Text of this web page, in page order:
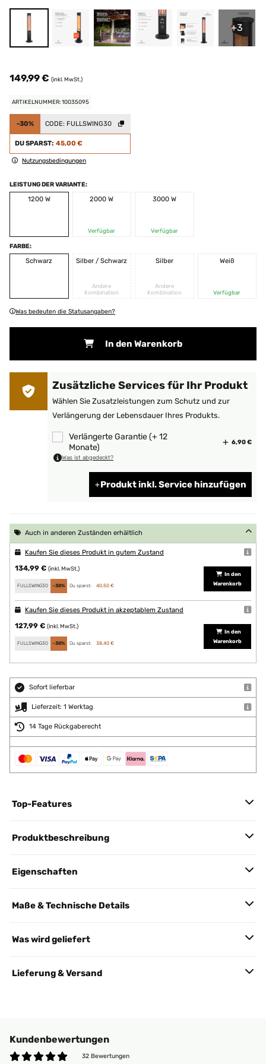
+3
149,99 € (inkl. MwSt.)
ARTIKELNUMMER: 10035095
-30% CODE: FULLSWING30
DU SPARST: 45,00 €
Nutzungsbedingungen
LEISTUNG DER VARIANTE:
1200 W
2000 W
Verfügbar
3000 W
Verfügbar
FARBE:
Schwarz
Silber / Schwarz
Andere
Kombination
Silber
Andere
Kombination
Weiß
Verfügbar
Was bedeuten die Statusangaben?
In den Warenkorb
Zusätzliche Services für Ihr Produkt
Wählen Sie Zusatzleistungen zum Schutz und zur
Verlängerung der Lebensdauer Ihres Produkts.
Verlängerte Garantie (+ 12
Monate)
6,90 €
Was ist abgedeckt?
Produkt inkl. Service hinzufügen
Auch in anderen Zuständen erhältlich
Kaufen Sie dieses Produkt in gutem Zustand
134,99 € (inkl. MwSt.)
FULLSWING30 -30% Du sparst: 40,50 €
In den
Warenkorb
Kaufen Sie dieses Produkt in akzeptablem Zustand
127,99 € (inkl. MwSt.)
FULLSWING30 -30% Du sparst: 38,40 €
In den
Warenkorb
Sofort lieferbar
Lieferzeit: 1 Werktag
14 Tage Rückgaberecht
Top-Features
Produktbeschreibung
Eigenschaften
Maße & Technische Details
Was wird geliefert
Lieferung & Versand
Kundenbewertungen
32 Bewertungen